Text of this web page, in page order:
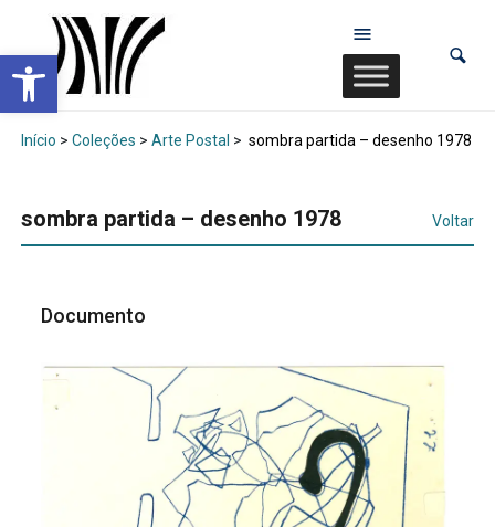
Abrir a barra de ferramentas
Início > Coleções > Arte Postal > sombra partida – desenho 1978
sombra partida – desenho 1978 Voltar
Documento